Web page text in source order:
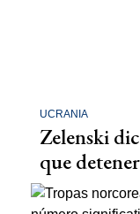
UCRANIA
Zelenski
que